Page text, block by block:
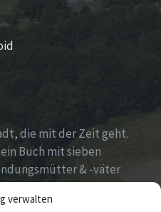
verwalten
die mit der Zeit geht.
Buch mit sieben
& -väter
und
!